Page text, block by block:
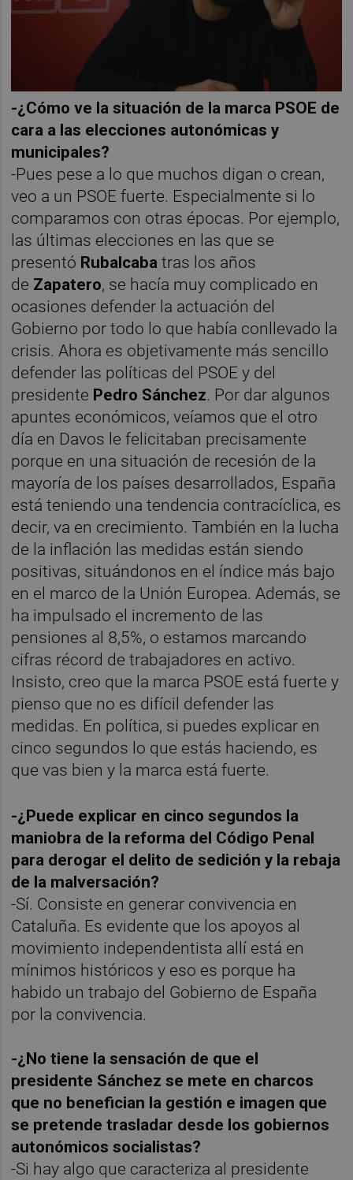
-¿Cómo ve la situación de la marca PSOE de
cara a las elecciones autonómicas y
municipales?
-Pues pese a lo que muchos digan o crean,
veo a un PSOE fuerte. Especialmente si lo
comparamos con otras épocas. Por ejemplo,
las últimas elecciones en las que se
presentó Rubalcaba tras los años
de Zapatero, se hacía muy complicado en
ocasiones defender la actuación del
Gobierno por todo lo que había conllevado la
crisis. Ahora es objetivamente más sencillo
defender las políticas del PSOE y del
presidente Pedro Sánchez. Por dar algunos
apuntes económicos, veíamos que el otro
día en Davos le felicitaban precisamente
porque en una situación de recesión de la
mayoría de los países desarrollados, España
está teniendo una tendencia contracíclica, es
decir, va en crecimiento. También en la lucha
de la inflación las medidas están siendo
positivas, situándonos en el índice más bajo
en el marco de la Unión Europea. Además, se
ha impulsado el incremento de las
pensiones al 8,5%, o estamos marcando
cifras récord de trabajadores en activo.
Insisto, creo que la marca PSOE está fuerte y
pienso que no es difícil defender las
medidas. En política, si puedes explicar en
cinco segundos lo que estás haciendo, es
que vas bien y la marca está fuerte.
-¿Puede explicar en cinco segundos la
maniobra de la reforma del Código Penal
para derogar el delito de sedición y la rebaja
de la malversación?
-Sí. Consiste en generar convivencia en
Cataluña. Es evidente que los apoyos al
movimiento independentista allí está en
mínimos históricos y eso es porque ha
habido un trabajo del Gobierno de España
por la convivencia.
-¿No tiene la sensación de que el
presidente Sánchez se mete en charcos
que no benefician la gestión e imagen que
se pretende trasladar desde los gobiernos
autonómicos socialistas?
-Si hay algo que caracteriza al presidente